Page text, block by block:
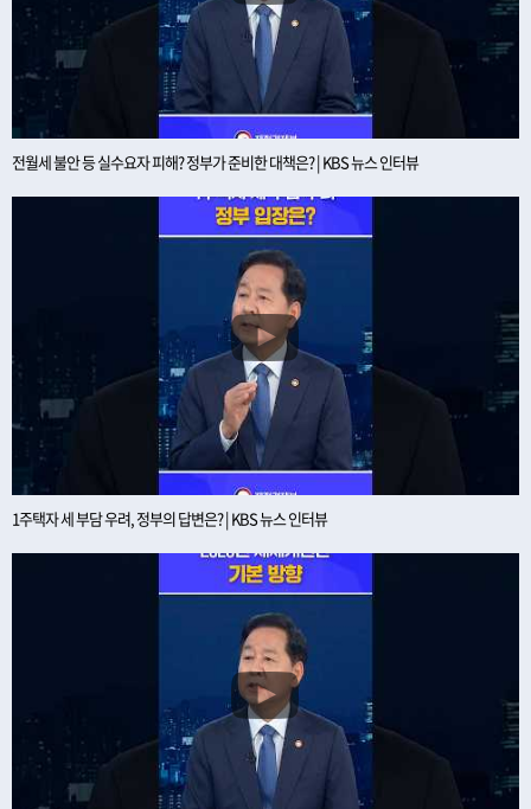
전월세 불안 등 실수요자 피해? 정부가 준비한 대책은? | KBS 뉴스 인터뷰
1주택자 세 부담 우려, 정부의 답변은? | KBS 뉴스 인터뷰